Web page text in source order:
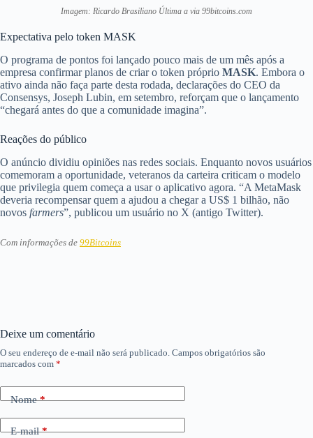
Imagem: Ricardo Brasiliano Última a via 99bitcoins.com
Expectativa pelo token MASK
O programa de pontos foi lançado pouco mais de um mês após a
empresa confirmar planos de criar o token próprio MASK. Embora o
ativo ainda não faça parte desta rodada, declarações do CEO da
Consensys, Joseph Lubin, em setembro, reforçam que o lançamento
“chegará antes do que a comunidade imagina”.
Reações do público
O anúncio dividiu opiniões nas redes sociais. Enquanto novos usuários
comemoram a oportunidade, veteranos da carteira criticam o modelo
que privilegia quem começa a usar o aplicativo agora. “A MetaMask
deveria recompensar quem a ajudou a chegar a US$ 1 bilhão, não
novos farmers”, publicou um usuário no X (antigo Twitter).
Com informações de 99Bitcoins
Deixe um comentário
O seu endereço de e-mail não será publicado. Campos obrigatórios são
marcados com *
Nome*
E-mail*